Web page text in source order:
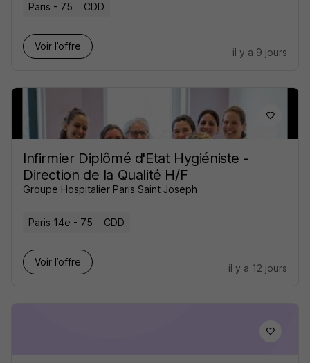
Paris - 75 CDD
Voir l’offre
il y a 9 jours
Infirmier Diplômé d'Etat Hygiéniste -
Direction de la Qualité H/F
Groupe Hospitalier Paris Saint Joseph
Paris 14e - 75 CDD
Voir l’offre
il y a 12 jours